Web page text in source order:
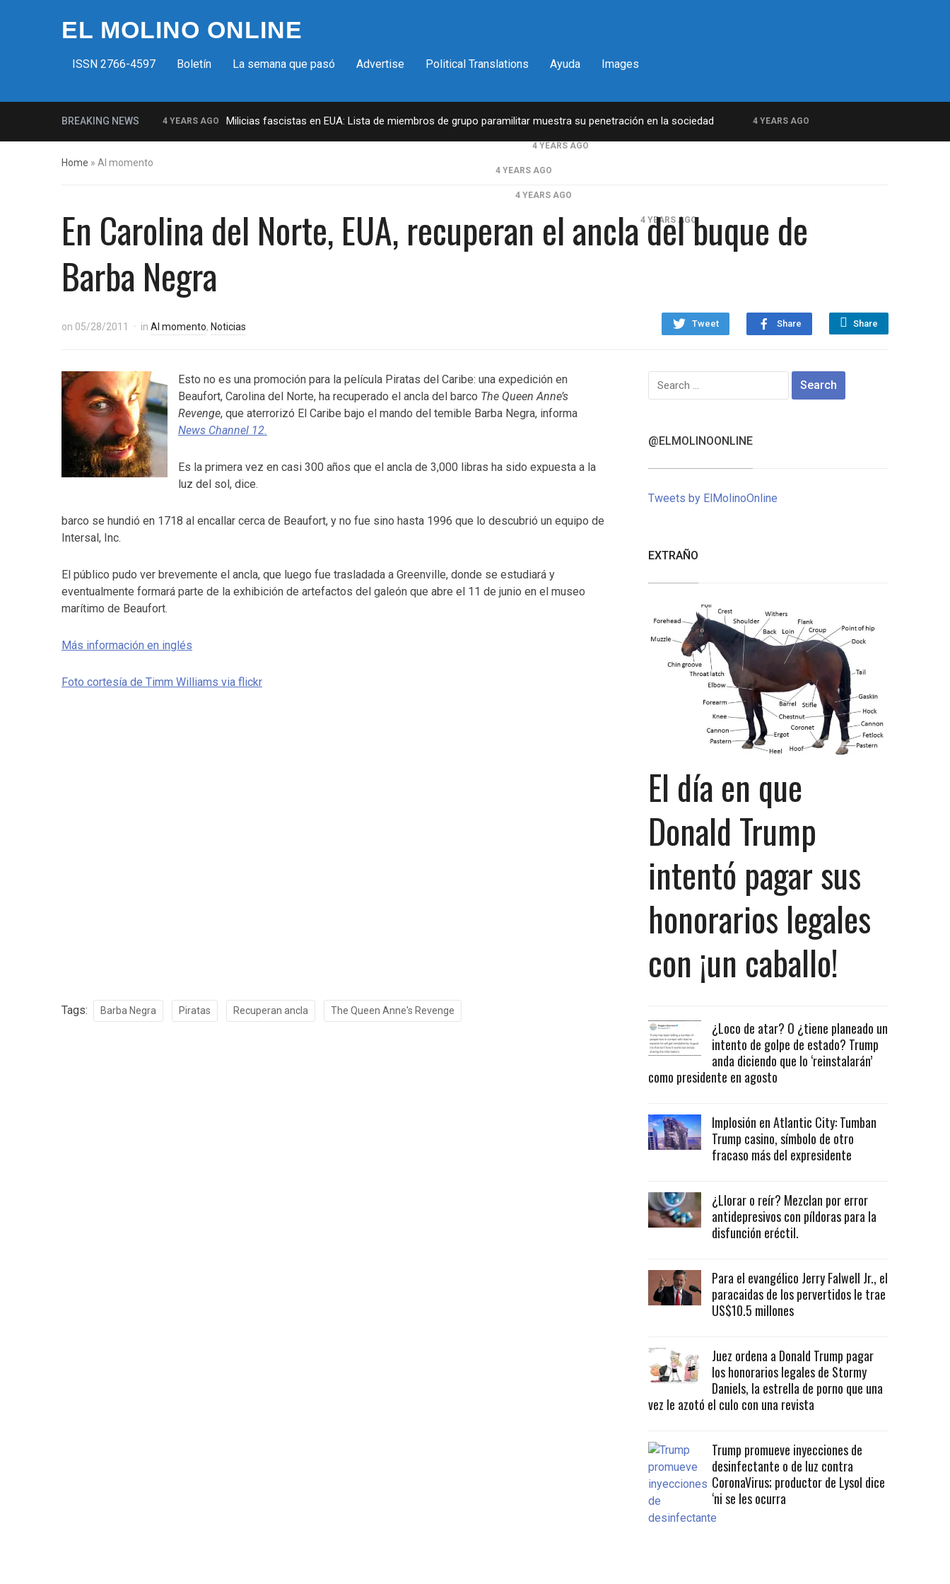
EL MOLINO ONLINE
ISSN 2766-4597 Boletín La semana que pasó Advertise Political Translations Ayuda Images
BREAKING NEWS 4 YEARS AGO Milicias fascistas en EUA: Lista de miembros de grupo paramilitar muestra su penetración en la sociedad 4 YEARS AGO
La increíble y descarada historia del congresista por NY George Santos 4 YEARS AGO
4 YEARS AGO
4 YEARS AGO
¡Finalmente! Cámara de Representantes obtiene declaraciones de impuestos de Donald Trump 4 YEARS AGO
¡Culpable! Jurado en Washington D.C. falla en contra Steward Rhodes, fundador de violento, grupo paramilitar
Home » Al momento
En Carolina del Norte, EUA, recuperan el ancla del buque de
Barba Negra
Tweet Share Share
on 05/28/2011 in Al momento, Noticias
Esto no es una promoción para la película Piratas del Caribe: una expedición en
Beaufort, Carolina del Norte, ha recuperado el ancla del barco The Queen Anne’s
Revenge, que aterrorizó El Caribe bajo el mando del temible Barba Negra, informa
News Channel 12.
Es la primera vez en casi 300 años que el ancla de 3,000 libras ha sido expuesta a la
luz del sol, dice.
barco se hundió en 1718 al encallar cerca de Beaufort, y no fue sino hasta 1996 que lo descubrió un equipo de
Intersal, Inc.
El público pudo ver brevemente el ancla, que luego fue trasladada a Greenville, donde se estudiará y
eventualmente formará parte de la exhibición de artefactos del galeón que abre el 11 de junio en el museo
marítimo de Beaufort.
Más información en inglés
Foto cortesía de Timm Williams via flickr
Tags: Barba Negra Piratas Recuperan ancla The Queen Anne's Revenge
Search
for:
@ELMOLINOONLINE
Tweets by ElMolinoOnline
EXTRAÑO
El día en que
Donald Trump
intentó pagar sus
honorarios legales
con ¡un caballo!
¿Loco de atar? O ¿tiene planeado un
intento de golpe de estado? Trump
anda diciendo que lo ‘reinstalarán’
como presidente en agosto
Implosión en Atlantic City: Tumban
Trump casino, símbolo de otro
fracaso más del expresidente
¿Llorar o reír? Mezclan por error
antidepresivos con píldoras para la
disfunción eréctil.
Para el evangélico Jerry Falwell Jr., el
paracaidas de los pervertidos le trae
US$10.5 millones
Juez ordena a Donald Trump pagar
los honorarios legales de Stormy
Daniels, la estrella de porno que una
vez le azotó el culo con una revista
Trump promueve inyecciones de
desinfectante o de luz contra
CoronaVirus; productor de Lysol dice
‘ni se les ocurra